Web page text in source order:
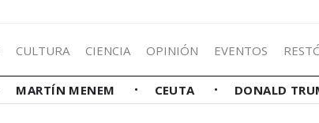
CULTURA CIENCIA OPINIÓN EVENTOS
MARTÍN MENEM CEUTA DONALD